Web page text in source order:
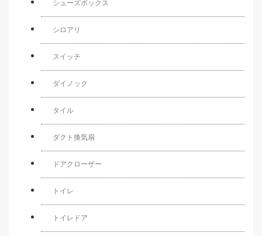
シューズボックス
シロアリ
スイッチ
ダイノック
タイル
ダクト換気扇
ドアクローザー
トイレ
トイレドア